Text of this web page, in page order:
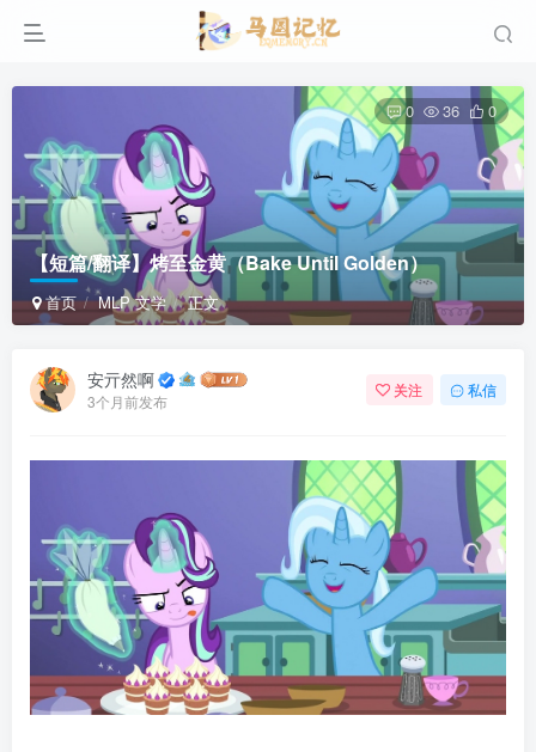
【短篇/翻译】烤至金黄（Bake Until Golden）
首页 MLP 文学 正文
0 36 0
安亓然啊
3个月前发布
关注 私信